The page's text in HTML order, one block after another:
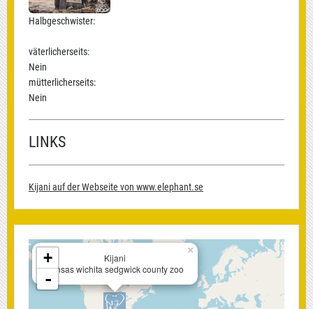
Halbgeschwister:
väterlicherseits:
Nein
mütterlicherseits:
Nein
LINKS
Kijani auf der Webseite von www.elephant.se
×
Kijani
kansas wichita sedgwick county zoo
+
-